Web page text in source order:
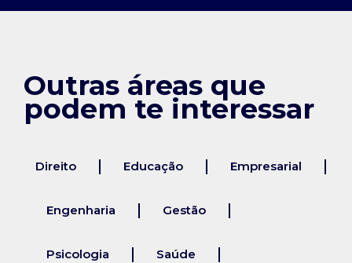
Outras áreas que
podem te interessar
Direito Educação Empresarial
Engenharia Gestão
Psicologia Saúde